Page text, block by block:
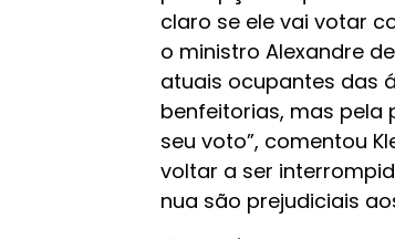
claro se ele vai votar
o ministro Alexandre
atuais ocupantes das
benfeitorias, mas
seu voto”, comentou
voltar a ser
nua são prejudiciais